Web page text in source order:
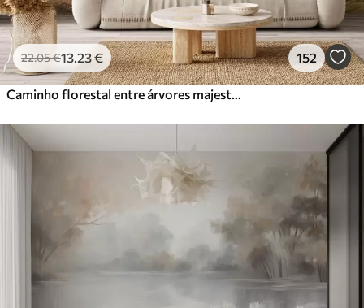
22.05€13 .23€ 152